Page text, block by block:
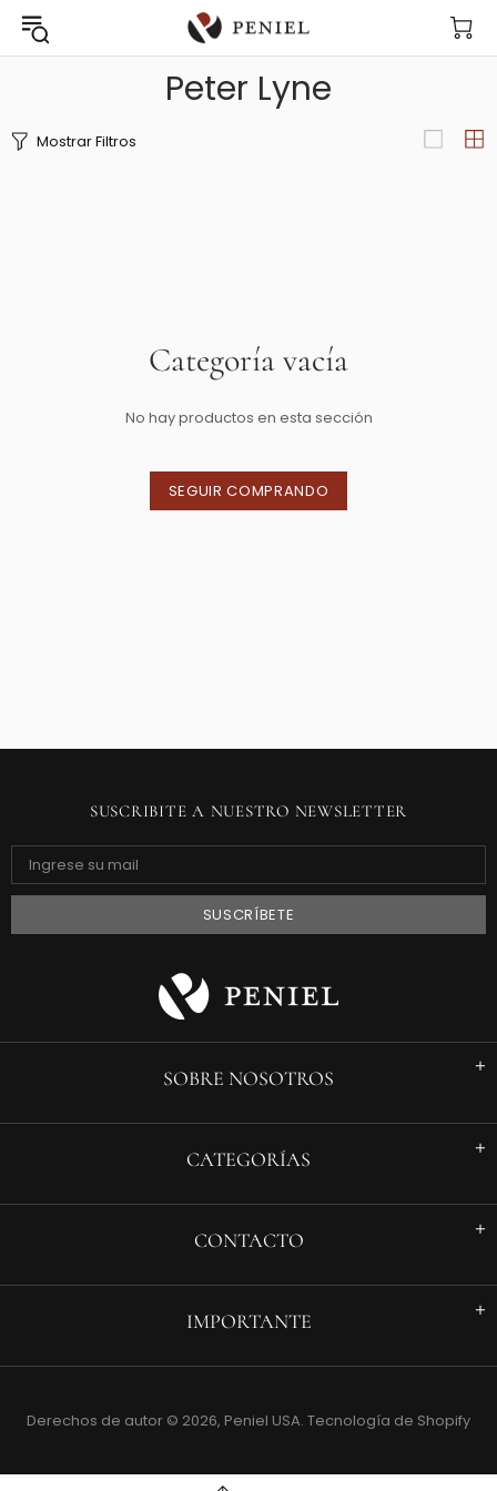
Peter Lyne
Mostrar Filtros
Categoría vacía
No hay productos en esta sección
SEGUIR COMPRANDO
SUSCRIBITE A NUESTRO NEWSLETTER
SOBRE NOSOTROS
CATEGORÍAS
CONTACTO
IMPORTANTE
Derechos de autor © 2026, Peniel USA. Tecnología de Shopify